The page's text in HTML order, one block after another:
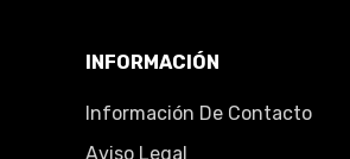
INFORMACIÓN
Información De Contacto
Aviso Legal